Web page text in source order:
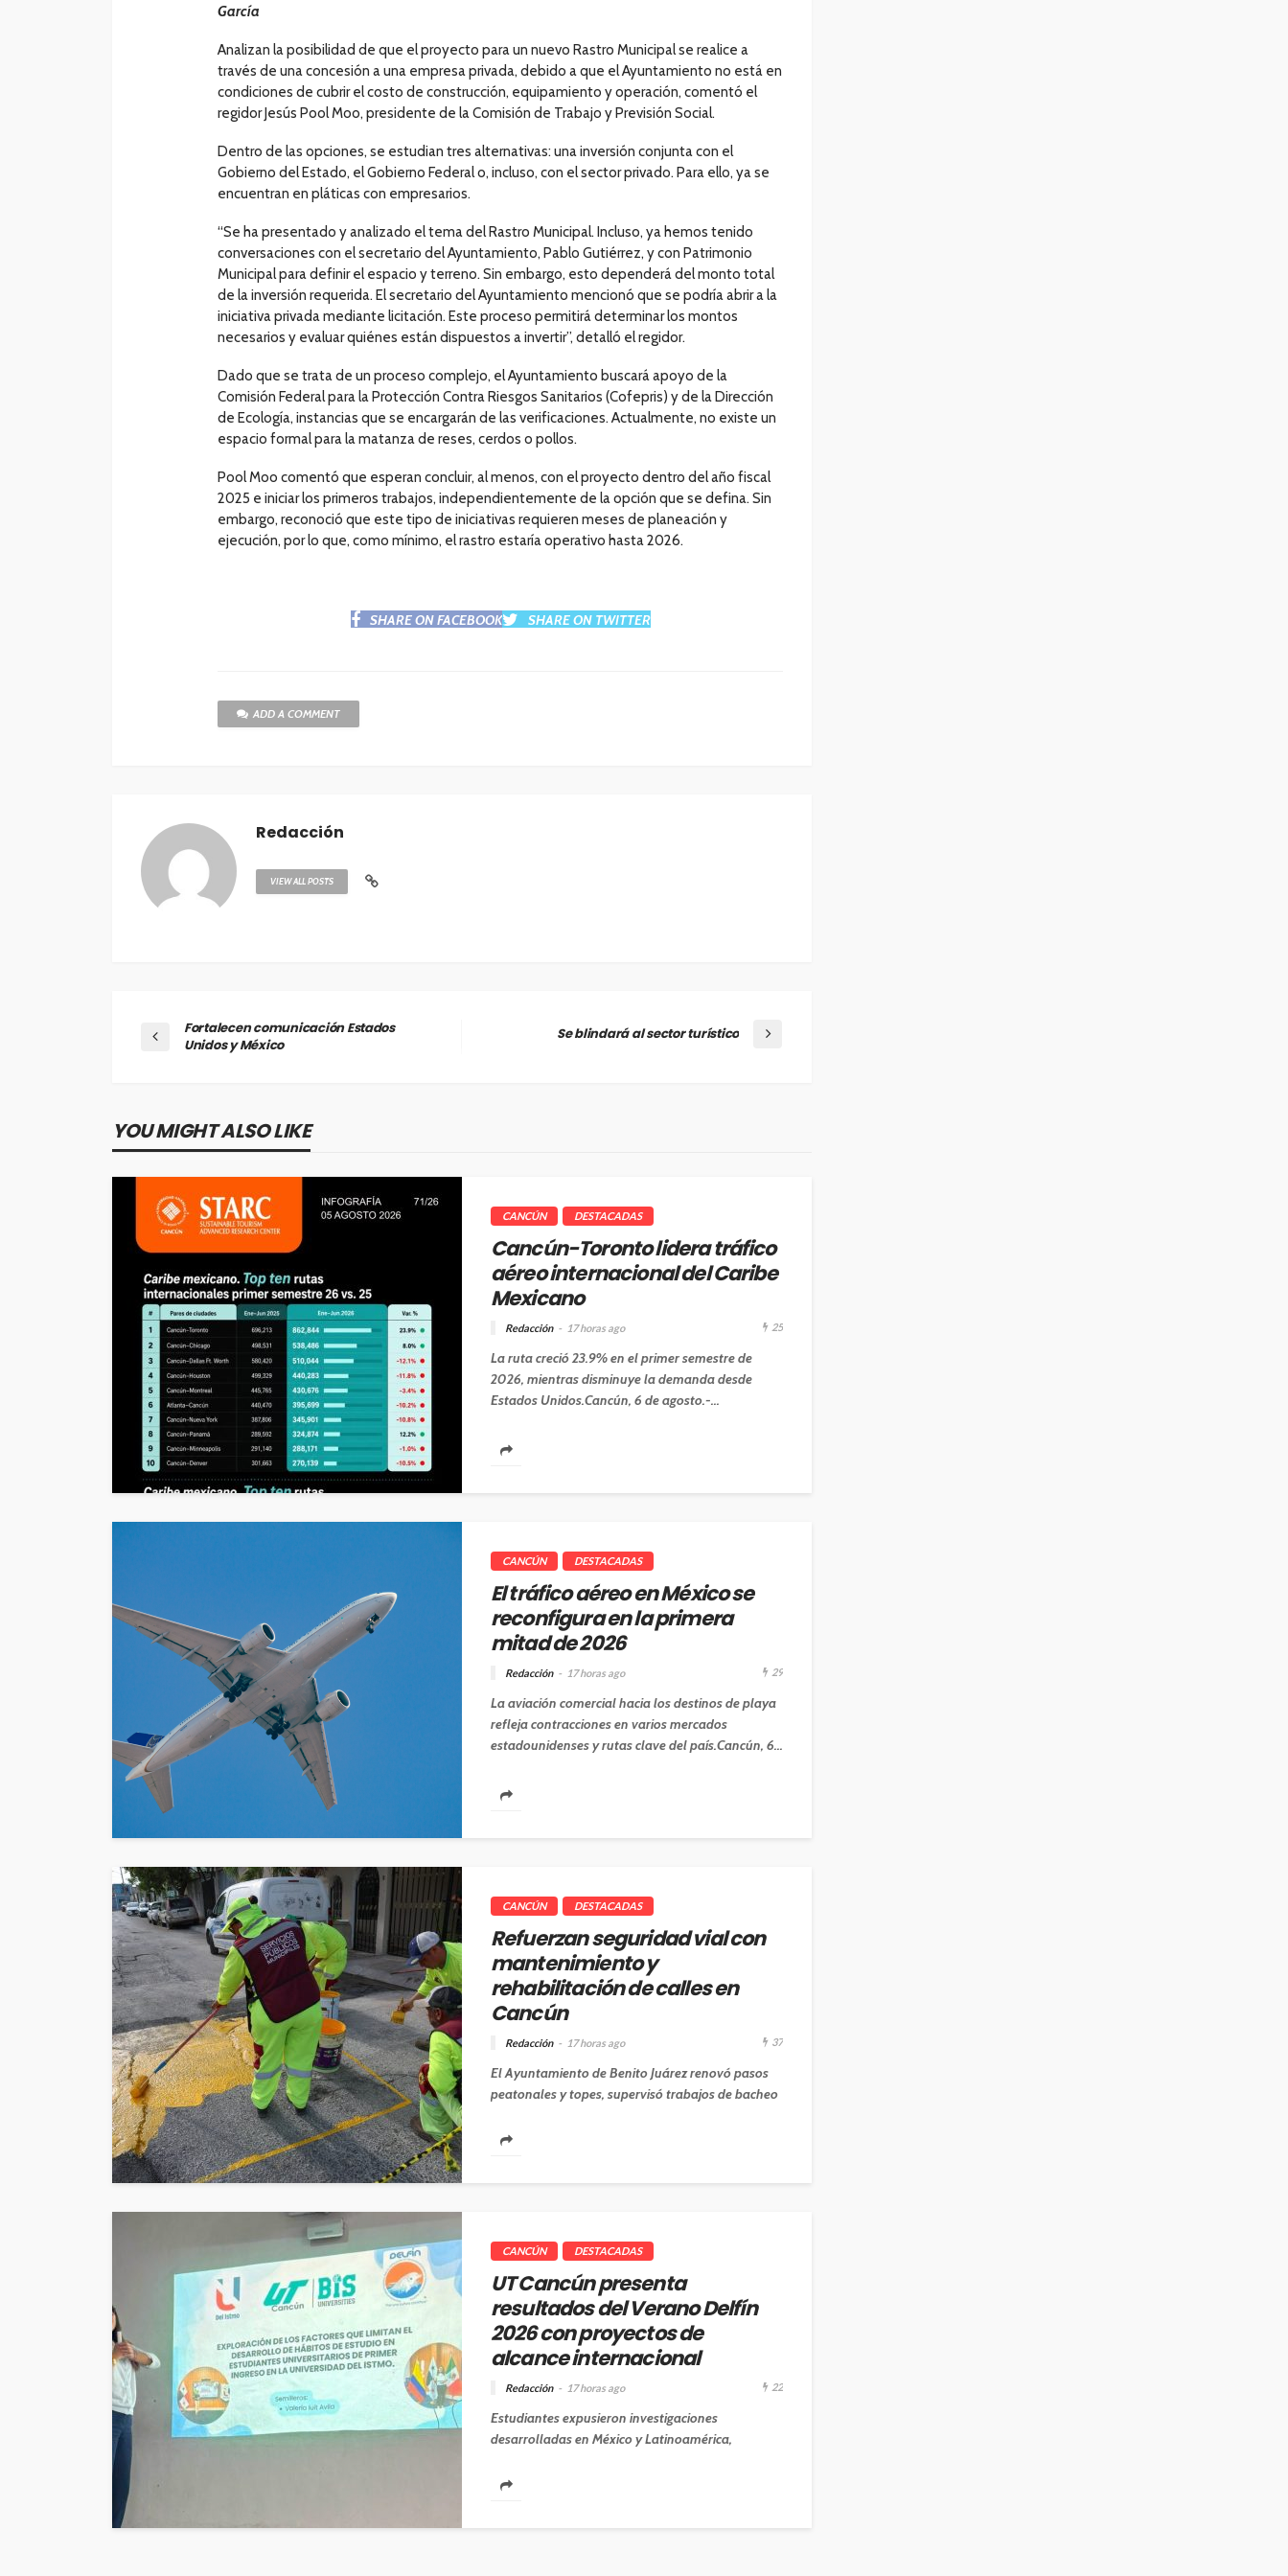
García
Analizan la posibilidad de que el proyecto para un nuevo Rastro Municipal se realice a
través de una concesión a una empresa privada, debido a que el Ayuntamiento no está en
condiciones de cubrir el costo de construcción, equipamiento y operación, comentó el
regidor Jesús Pool Moo, presidente de la Comisión de Trabajo y Previsión Social.
Dentro de las opciones, se estudian tres alternativas: una inversión conjunta con el
Gobierno del Estado, el Gobierno Federal o, incluso, con el sector privado. Para ello, ya se
encuentran en pláticas con empresarios.
“Se ha presentado y analizado el tema del Rastro Municipal. Incluso, ya hemos tenido
conversaciones con el secretario del Ayuntamiento, Pablo Gutiérrez, y con Patrimonio
Municipal para definir el espacio y terreno. Sin embargo, esto dependerá del monto total
de la inversión requerida. El secretario del Ayuntamiento mencionó que se podría abrir a la
iniciativa privada mediante licitación. Este proceso permitirá determinar los montos
necesarios y evaluar quiénes están dispuestos a invertir”, detalló el regidor.
Dado que se trata de un proceso complejo, el Ayuntamiento buscará apoyo de la
Comisión Federal para la Protección Contra Riesgos Sanitarios (Cofepris) y de la Dirección
de Ecología, instancias que se encargarán de las verificaciones. Actualmente, no existe un
espacio formal para la matanza de reses, cerdos o pollos.
Pool Moo comentó que esperan concluir, al menos, con el proyecto dentro del año fiscal
2025 e iniciar los primeros trabajos, independientemente de la opción que se defina. Sin
embargo, reconoció que este tipo de iniciativas requieren meses de planeación y
ejecución, por lo que, como mínimo, el rastro estaría operativo hasta 2026.
SHARE ON FACEBOOK SHARE ON TWITTER
ADD A COMMENT
Redacción
VIEW ALL POSTS
Fortalecen comunicación Estados
Unidos y México
Se blindará al sector turístico
YOU MIGHT ALSO LIKE
CANCÚN DESTACADAS
Cancún-Toronto lidera tráfico
aéreo internacional del Caribe
Mexicano
Redacción 17 horas ago 25
La ruta creció 23.9% en el primer semestre de
2026, mientras disminuye la demanda desde
Estados Unidos.Cancún, 6 de agosto.-...
CANCÚN DESTACADAS
El tráfico aéreo en México se
reconfigura en la primera
mitad de 2026
Redacción 17 horas ago 29
La aviación comercial hacia los destinos de playa
refleja contracciones en varios mercados
estadounidenses y rutas clave del país.Cancún, 6...
CANCÚN DESTACADAS
Refuerzan seguridad vial con
mantenimiento y
rehabilitación de calles en
Cancún
Redacción 17 horas ago 37
El Ayuntamiento de Benito Juárez renovó pasos
peatonales y topes, supervisó trabajos de bacheo
CANCÚN DESTACADAS
UT Cancún presenta
resultados del Verano Delfín
2026 con proyectos de
alcance internacional
Redacción 17 horas ago 22
Estudiantes expusieron investigaciones
desarrolladas en México y Latinoamérica,
la movilidad académica y la colaboración